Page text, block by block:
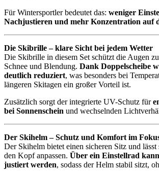
Für Wintersportler bedeutet das: weniger
Nachjustieren und mehr Konzentration auf
Die Skibrille – klare Sicht bei jedem Wetter
Die Skibrille in diesem Set schützt die Augen
Schnee und Blendung. Dank Doppelscheibe
deutlich reduziert, was besonders bei
längeren Skitagen ein großer Vorteil ist.
Zusätzlich sorgt der integrierte UV-Schutz für
bei Sonnenschein und wechselnden
Der Skihelm – Schutz und Komfort im
Der Skihelm bietet einen sicheren Sitz und
den Kopf anpassen. Über ein Einstellrad
justiert werden, sodass der Helm stabil sitzt,